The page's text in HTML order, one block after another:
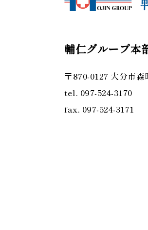
輔仁グループ本
〒870-0127 大分市森
tel. 097-524-3170
fax. 097-524-3171